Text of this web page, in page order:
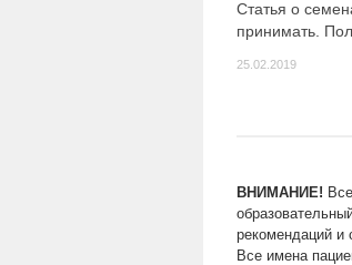
Статья о
принимать.
25.02.2019
ВНИМАНИЕ!
рекомендаций и
Все имена